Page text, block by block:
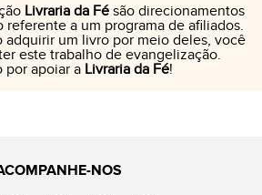
Livraria da Fésão direcionamentos
referente a um programa de afiliados.
adquirir um livro por meio deles, você
este trabalho de evangelização.
por apoiar a Livraria da Fé!
NOS